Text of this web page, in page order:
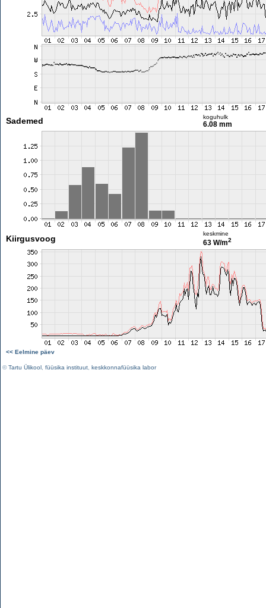
Sademed koguhulk
6.08 mm
Kiirgusvoog
keskmine
63 W/m2
<< Eelmine päev
©Tartu Ülikool füüsika instituut keskkonnafüüsika labor